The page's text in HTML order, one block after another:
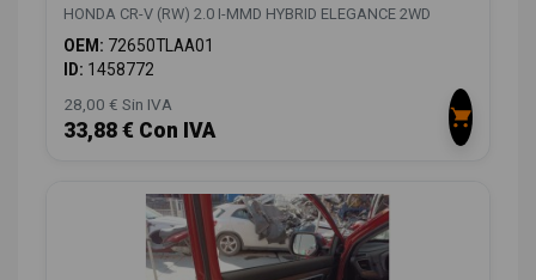
HONDA CR-V (RW) 2.0 I-MMD HYBRID ELEGANCE 2WD
OEM: 72650TLAA01
ID: 1458772
28,00 € Sin IVA
33,88 € Con IVA